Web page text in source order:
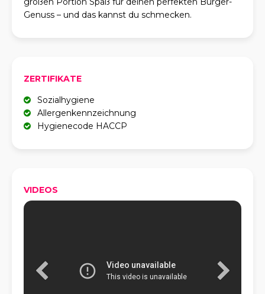
Genuss – und das kannst du schmecken.
ZERTIFIKATE
Sozialhygiene
Allergenkennzeichnung
Hygienecode HACCP
VIDEOS